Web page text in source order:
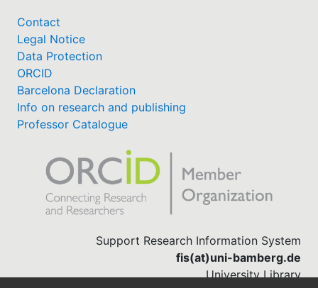
Contact
Legal Notice
Data Protection
ORCID
Barcelona Declaration
Info on research and publishing
Professor Catalogue
Support Research Information System
fis(at)uni-bamberg.de
University Library